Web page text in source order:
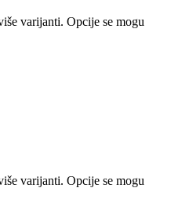
varijanti. Opcije se mogu
varijanti. Opcije se mogu